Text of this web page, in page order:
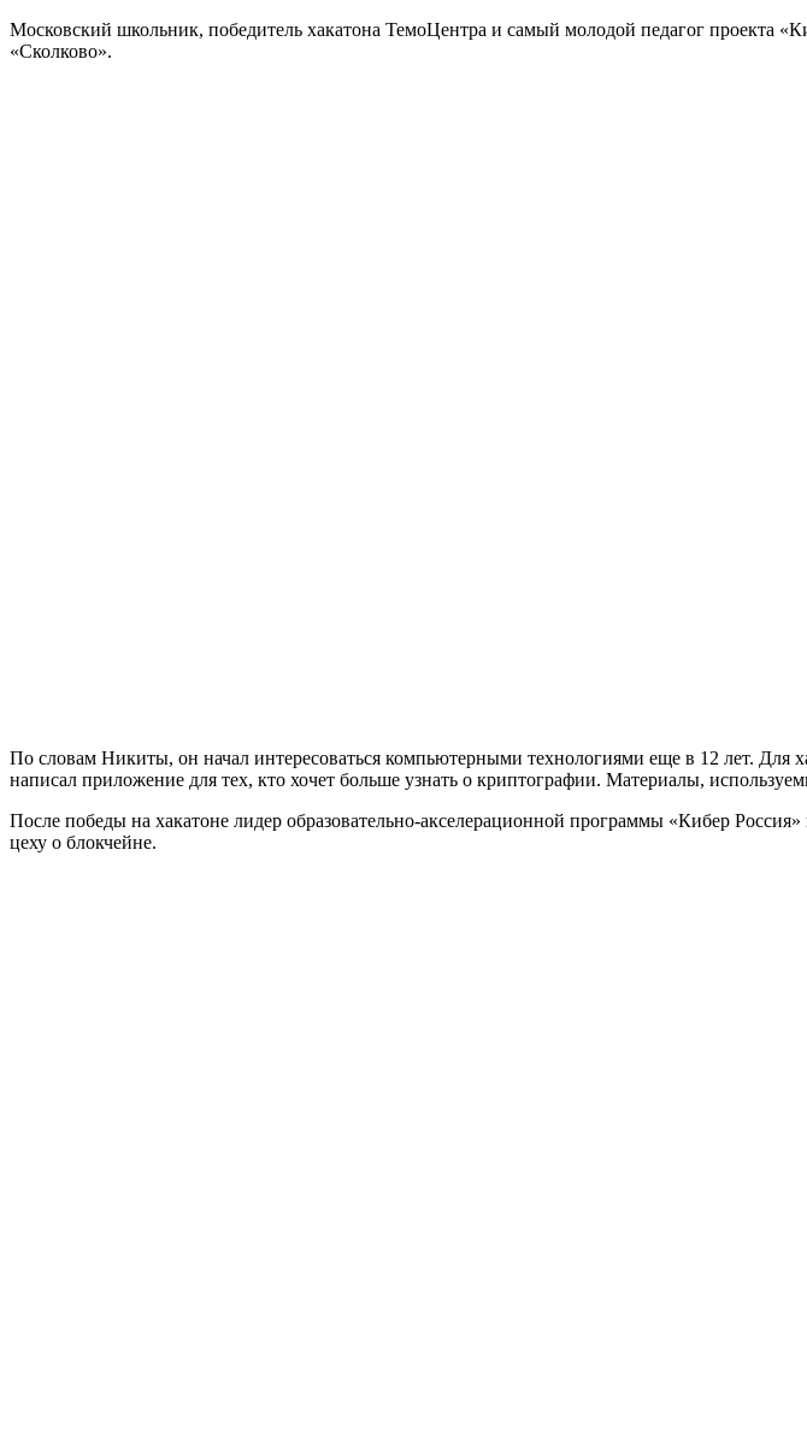
Московский школьник, победитель хакатона ТемоЦентра и самый молодой педагог проекта
«Сколково».
По словам Никиты, он начал интересоваться компьютерными технологиями еще в 12 лет. Для
написал приложение для тех, кто хочет больше узнать о криптографии. Материалы,
После победы на хакатоне лидер образовательно-акселерационной программы «Кибер
цеху о блокчейне.